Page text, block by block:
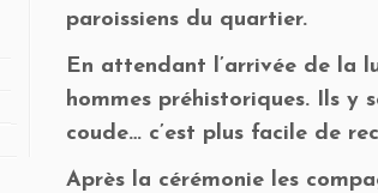
paroissiens du quartier.
En attendant l’arrivée de la
hommes préhistoriques. Ils y
coude… c’est plus facile de
Après la cérémonie les